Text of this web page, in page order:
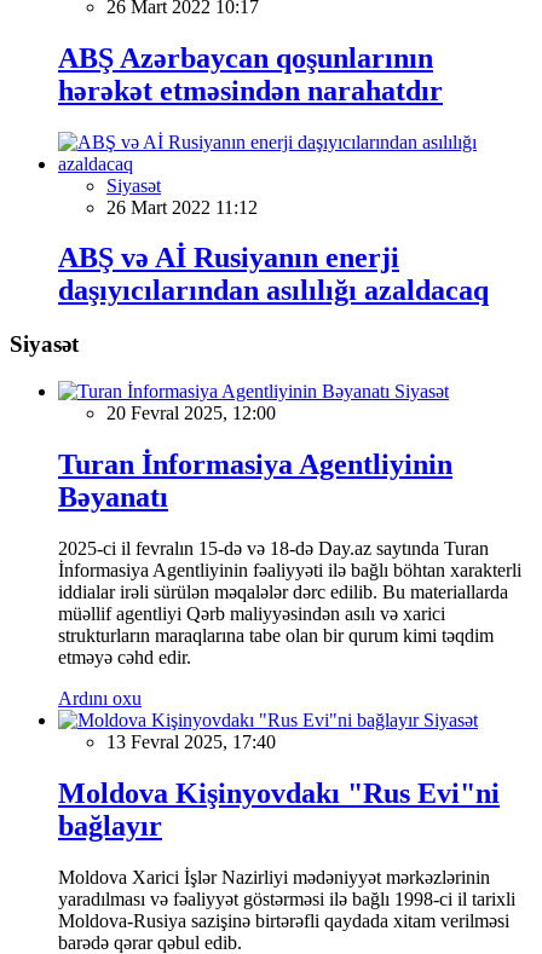
26 Mart 2022 10:17
ABŞ Azərbaycan qoşunlarının
hərəkət etməsindən narahatdır
Siyasət
26 Mart 2022 11:12
ABŞ və Aİ Rusiyanın enerji
daşıyıcılarından asılılığı azaldacaq
Siyasət
Siyasət
20 Fevral 2025, 12:00
Turan İnformasiya Agentliyinin
Bəyanatı
2025-ci il fevralın 15-də və 18-də Day.az saytında Turan
İnformasiya Agentliyinin fəaliyyəti ilə bağlı böhtan xarakterli
iddialar irəli sürülən məqalələr dərc edilib. Bu materiallarda
müəllif agentliyi Qərb maliyyəsindən asılı və xarici
strukturların maraqlarına tabe olan bir qurum kimi təqdim
etməyə cəhd edir.
Ardını oxu
Siyasət
13 Fevral 2025, 17:40
Moldova Kişinyovdakı "Rus Evi"ni
bağlayır
Moldova Xarici İşlər Nazirliyi mədəniyyət mərkəzlərinin
yaradılması və fəaliyyət göstərməsi ilə bağlı 1998-ci il tarixli
Moldova-Rusiya sazişinə birtərəfli qaydada xitam verilməsi
barədə qərar qəbul edib.